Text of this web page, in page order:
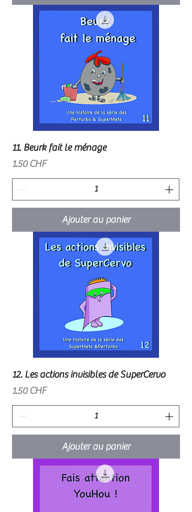
11. Beurk fait le ménage
Prix
1.50 CHF
Ajouter au panier
12. Les actions invisibles de SuperCervo
Prix
1.50 CHF
Ajouter au panier